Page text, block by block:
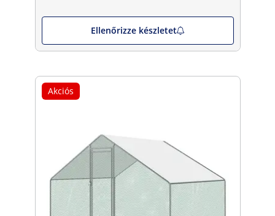
Ellenőrizze készletet
Akciós